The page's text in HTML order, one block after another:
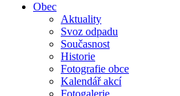
Obec
Aktuality
Svoz odpadu
Současnost
Historie
Fotografie obce
Kalendář akcí
Fotogalerie